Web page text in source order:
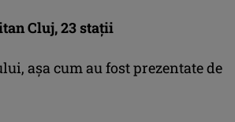
Cluj, 23 stații
așa cum au fost prezentate de